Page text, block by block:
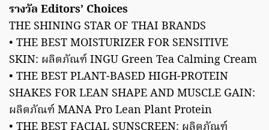
รางวัล Editors’ Choices
THE SHINING STAR OF THAI BRANDS
• THE BEST MOISTURIZER FOR SENSITIVE
SKIN: ผลิตภัณฑ์ INGU Green Tea Calming Cream
• THE BEST PLANT-BASED HIGH-PROTEIN
SHAKES FOR LEAN SHAPE AND MUSCLE GAIN:
ผลิตภัณฑ์ MANA Pro Lean Plant Protein